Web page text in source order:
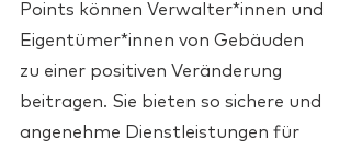
Points können Verwalter*innen und
Eigentümer*innen von Gebäuden
zu einer positiven Veränderung
beitragen. Sie bieten so sichere und
angenehme Dienstleistungen für